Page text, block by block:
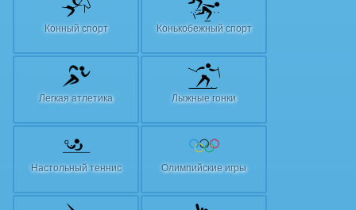
Конный спорт Конькобежный спорт
Легкая атлетика Лыжные гонки
Настольный теннис Олимпийские игры